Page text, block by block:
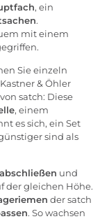
, ein
.
mit einem
Sie einzeln
& Öhler
satch: Diese
, einem
es sich, ein Set
sind als
und
der gleichen Höhe.
der satch
. So wachsen